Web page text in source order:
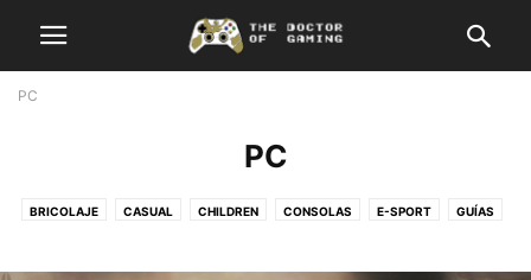
PC
PC
BRICOLAJE CASUAL CHILDREN CONSOLAS E-SPORT GUÍAS